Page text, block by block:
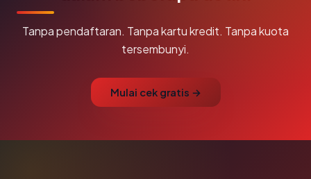
Tanpa pendaftaran. Tanpa kartu kredit. Tanpa kuota
tersembunyi.
Mulai cek gratis →